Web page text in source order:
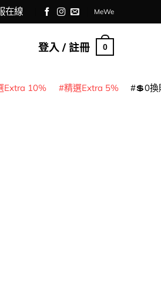
在線 MeWe
登入 / 註冊 0
Extra 10% 精選Extra 5% 💲0換